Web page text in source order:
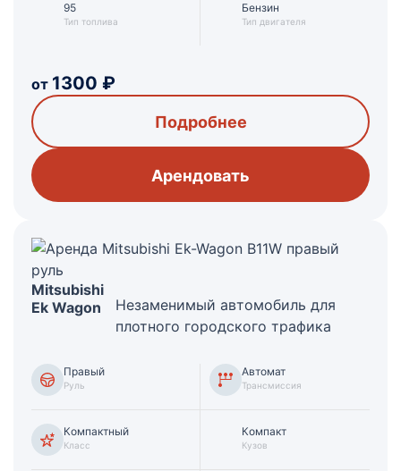
95
Тип топлива
Бензин
Тип двигателя
от 1300 ₽
Подробнее
Арендовать
Mitsubishi
Ek Wagon
Незаменимый автомобиль для
плотного городского трафика
Правый
Руль
Компактный
Класс
Автомат
Трансмиссия
Компакт
Кузов